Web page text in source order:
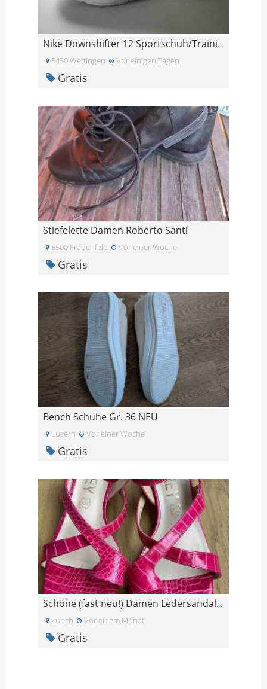
Nike Downshifter 12 Sportschuh/Trainingschuh Gr. 3
5430 Wettingen Vor einigen Tagen
Gratis
Stiefelette Damen Roberto Santi
8500 Frauenfeld Vor einer Woche
Gratis
Bench Schuhe Gr. 36 NEU
Luzern Vor einer Woche
Gratis
Schöne (fast neu!) Damen Ledersandalen, pink, Gr.3
Zürich Vor einem Monat
Gratis